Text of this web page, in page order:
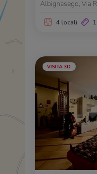
Albignasego, Via
4 locali
VISITA 3D